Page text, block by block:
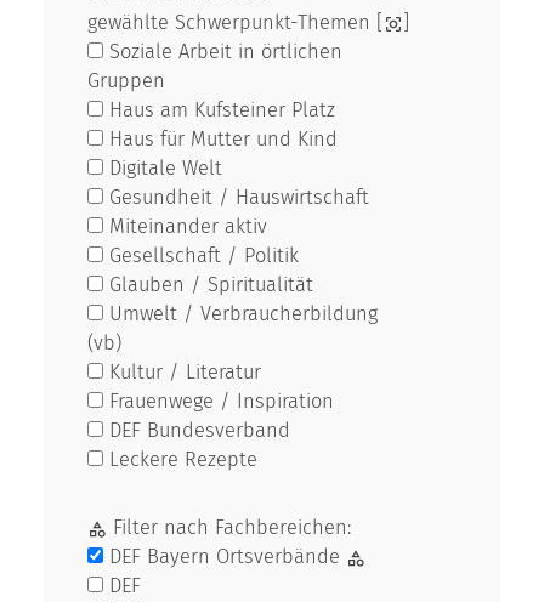
gewählte Schwerpunkt-Themen [
Soziale Arbeit in örtlichen
Gruppen
Haus am Kufsteiner Platz
Haus für Mutter und Kind
Digitale Welt
Gesundheit / Hauswirtschaft
Miteinander aktiv
Gesellschaft / Politik
Glauben / Spiritualität
Umwelt / Verbraucherbildung
(vb)
Kultur / Literatur
Frauenwege / Inspiration
DEF Bundesverband
Leckere Rezepte
Filter nach Fachbereichen:
DEF Bayern Ortsverbände
DEF